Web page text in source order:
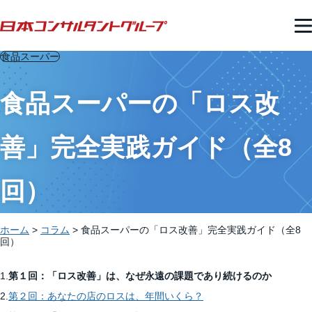
食品スーパー
食品スーパーの「ロス改
善」完全実践ガイド（全8
回）
ホーム > コラム > 食品スーパーの「ロス改善」完全実践ガイド（全8
回）
1. 第１回：「ロス改善」は、なぜ永遠の課題であり続けるのか
2. 第２回：あなたの店のロスは、年間いくら？